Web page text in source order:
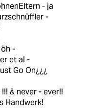
- ja
-
-
et al -
Go On¿¿¿
& never - ever!!
Handwerk!